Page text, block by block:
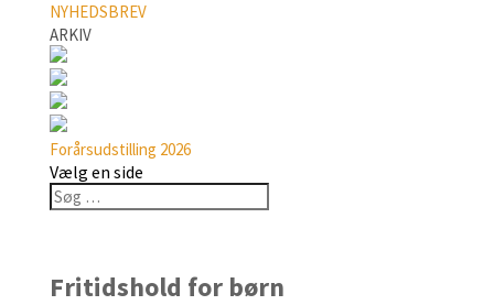
NYHEDSBREV
ARKIV
Forårsudstilling 2026
Vælg en side
Fritidshold for børn